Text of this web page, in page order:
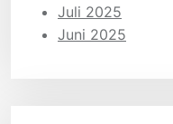
Juli 2025
Juni 2025